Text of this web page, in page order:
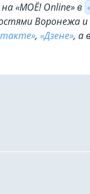
«МОЁ! Online» в
Воронежа
, «Дзене», а